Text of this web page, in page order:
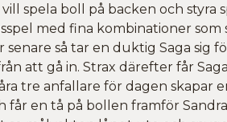
spela boll på backen och
med fina kombinationer
så tar en duktig Saga sig
att gå in. Strax därefter får
tre anfallare för dagen
en tå på bollen framför